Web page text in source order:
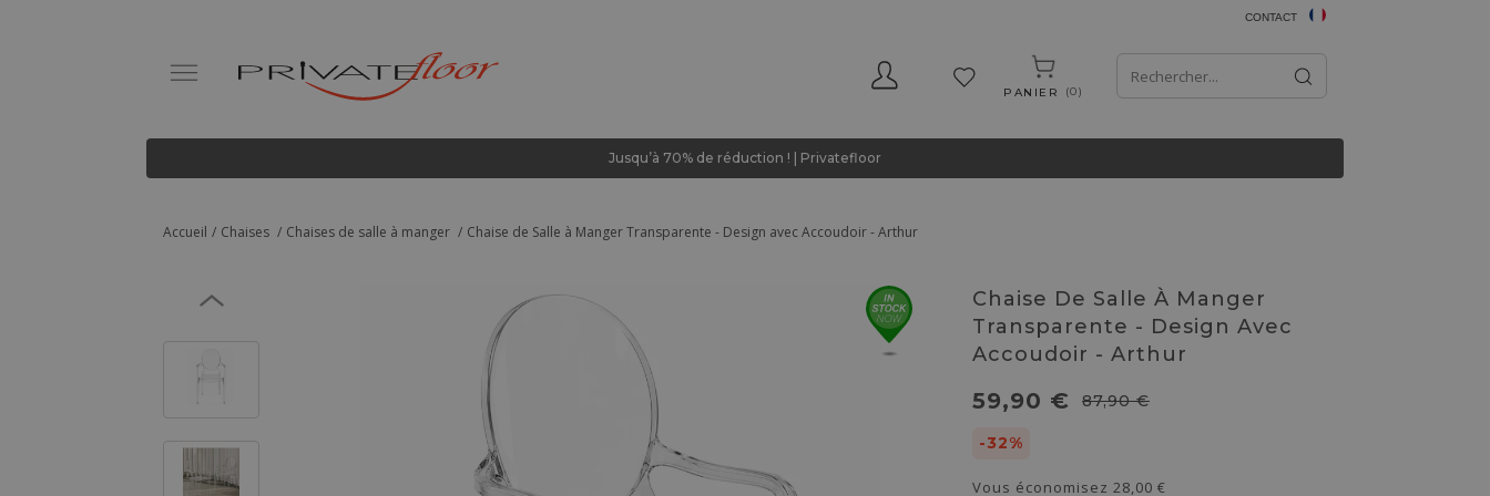
CONTACT
PANIER 0
Jusqu’à 70% de réduction ! | Privatefloor
Accueil Chaises Chaises de salle à manger Chaise de Salle à Manger Transparente - Design avec Accoudoir - Arthur
Chaise De Salle À Manger
Transparente - Design Avec
Accoudoir - Arthur
59,90 € 87,90 €
-32%
Vous économisez 28,00 €